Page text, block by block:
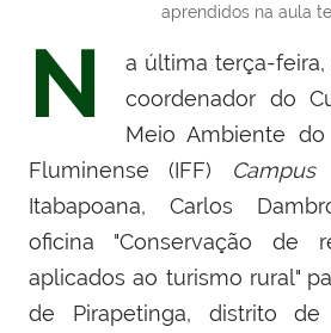
aprendidos na aula
N
a última terça-feira,
coordenador do
Meio Ambiente
Fluminense (IFF)
Campus
Itabapoana, Carlos
oficina "Conservação de
aplicados ao turismo rural"
de Pirapetinga, distrito